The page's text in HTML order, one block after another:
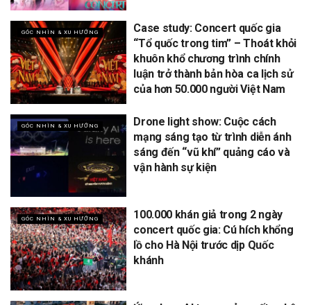
GÓC NHÌN & XU HƯỚNG
Case study: Concert quốc gia
“Tổ quốc trong tim” – Thoát khỏi
khuôn khổ chương trình chính
luận trở thành bản hòa ca lịch sử
của hơn 50.000 người Việt Nam
GÓC NHÌN & XU HƯỚNG
Drone light show: Cuộc cách
mạng sáng tạo từ trình diễn ánh
sáng đến “vũ khí” quảng cáo và
vận hành sự kiện
GÓC NHÌN & XU HƯỚNG
100.000 khán giả trong 2 ngày
concert quốc gia: Cú hích khổng
lồ cho Hà Nội trước dịp Quốc
khánh